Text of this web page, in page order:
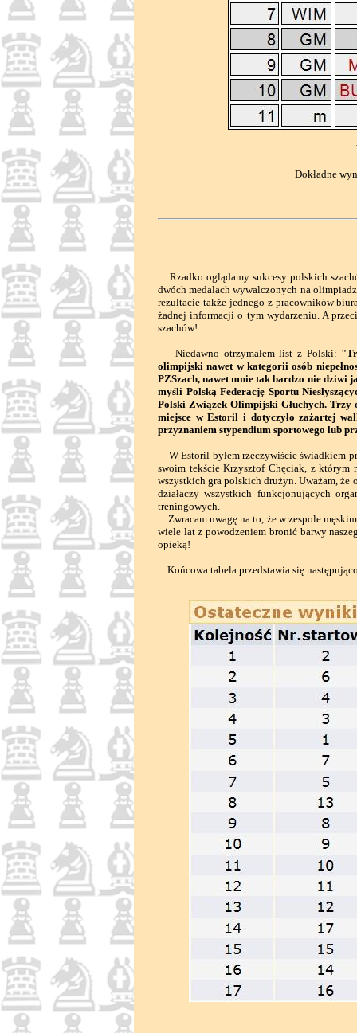
Dokładne
Rzadko oglądamy sukcesy polskich
dwóch medalach wywalczonych na
rezultacie także jednego z pracowników
żadnej informacji o tym wydarzeniu. A
szachów!
Niedawno otrzymałem list z Polski:
olimpijski nawet w kategorii osób
PZSzach, nawet mnie tak bardzo nie dziwi
myśli Polską Federację Sportu
Polski Związek Olimpijski Głuchych. Trzy
miejsce w Estoril i dotyczyło zażartej
przyznaniem stypendium sportowego lub
W Estoril byłem rzeczywiście świadkiem
swoim tekście Krzysztof Chęciak, z którym
wszystkich gra polskich drużyn. Uważam, że
działaczy wszystkich funkcjonujących
treningowych.
Zwracam uwagę na to, że w zespole
wiele lat z powodzeniem bronić barwy
opieką!
Końcowa tabela przedstawia się